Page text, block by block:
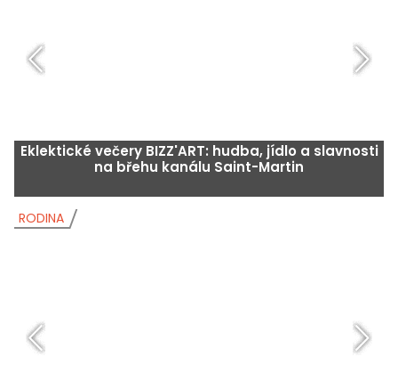
Eklektické večery BIZZ'ART: hudba, jídlo a slavnosti
na břehu kanálu Saint-Martin
RODINA